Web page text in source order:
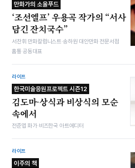
만화가의 소울푸드
‘조선엘프’ 우용곡 작가의 “서사
담긴 잔치국수”
서찬휘 만화칼럼니스트·송하원 대안만화 전문서점
홈통 공동대표
라이프
한국미술응원프로젝트 시즌12
김도마-상식과 비상식의 모순
속에서
전준엽 화가·비즈한국 아트에디터
라이프
이주의 책